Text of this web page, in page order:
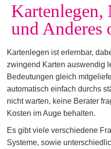
Kartenlegen,
und Anderes
Kartenlegen ist erlernbar,
zwingend Karten auswendig
Bedeutungen gleich
automatisch einfach durchs
nicht warten, keine Berater
Kosten im Auge behalten.
Es gibt viele verschiedene
Systeme, sowie